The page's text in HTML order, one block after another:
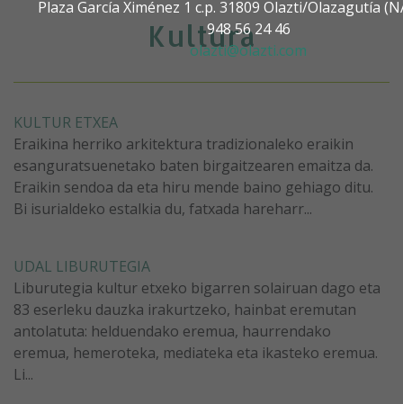
Plaza García Ximénez 1 c.p. 31809 Olazti/Olazagutía
948 56 24 46
olazti@olazti.com
Kultura
KULTUR ETXEA
Eraikina herriko arkitektura tradizionaleko eraikin
esanguratsuenetako baten birgaitzearen emaitza da.
Eraikin sendoa da eta hiru mende baino gehiago ditu.
Bi isurialdeko estalkia du, fatxada hareharr...
UDAL LIBURUTEGIA
Liburutegia kultur etxeko bigarren solairuan dago eta
83 eserleku dauzka irakurtzeko, hainbat eremutan
antolatuta: helduendako eremua, haurrendako
eremua, hemeroteka, mediateka eta ikasteko eremua.
Li...